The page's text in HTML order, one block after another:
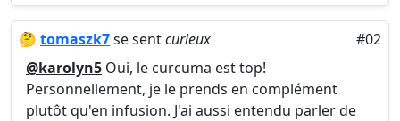
🤔 tomaszk7se sentcurieux
#02
@karolyn5 Oui, le curcuma est top!
Personnellement, je le prends en complément
plutôt qu'en infusion. J'ai aussi entendu parler de